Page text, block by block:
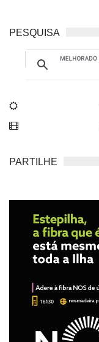
PESQUISA
PARTILHE